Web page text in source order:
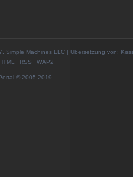
Simple Machines LLC | Übersetzung von:
RSS WAP2
© 2005-2019